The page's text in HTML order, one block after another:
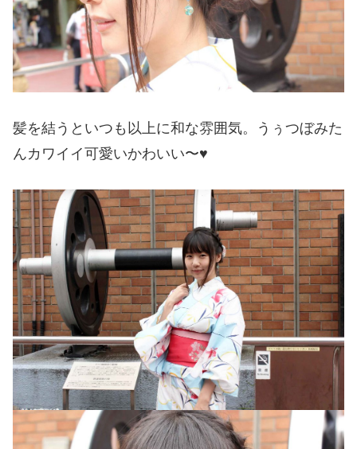
髪を結うといつも以上に和な雰囲気。うぅつぼみた
んカワイイ可愛いかわいい〜♥